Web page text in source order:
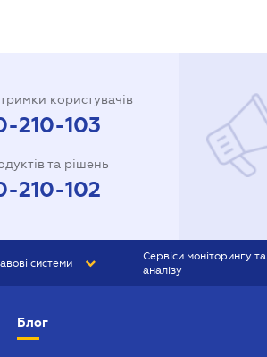
користувачів
210-103
та рішень
210-102
системи
Сервіси моніторингу та
аналізу
Блог